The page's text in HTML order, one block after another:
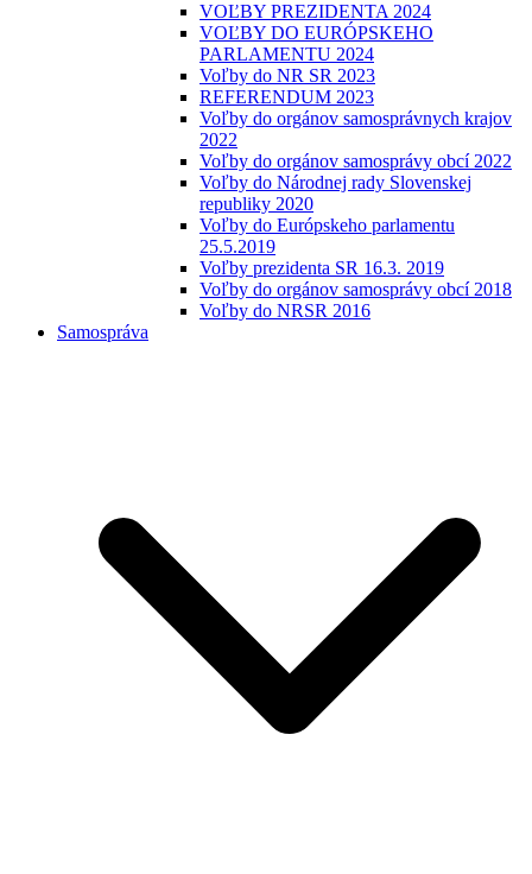
VOĽBY PREZIDENTA 2024
VOĽBY DO EURÓPSKEHO
PARLAMENTU 2024
Voľby do NR SR 2023
REFERENDUM 2023
Voľby do orgánov samosprávnych krajov
2022
Voľby do orgánov samosprávy obcí 2022
Voľby do Národnej rady Slovenskej
republiky 2020
Voľby do Európskeho parlamentu
25.5.2019
Voľby prezidenta SR 16.3. 2019
Voľby do orgánov samosprávy obcí 2018
Voľby do NRSR 2016
Samospráva